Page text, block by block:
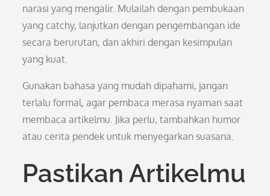
narasi yang mengalir. Mulailah dengan pembukaan
yang catchy, lanjutkan dengan pengembangan ide
secara berurutan, dan akhiri dengan kesimpulan
yang kuat.
Gunakan bahasa yang mudah dipahami, jangan
terlalu formal, agar pembaca merasa nyaman saat
membaca artikelmu. Jika perlu, tambahkan humor
atau cerita pendek untuk menyegarkan suasana.
Pastikan Artikelmu